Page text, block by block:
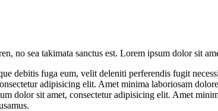
no sea takimata sanctus est. Lorem ipsum dolor sit
debitis fuga eum, velit deleniti perferendis fugit
adipisicing elit. Amet minima laboriosam
dolor sit amet, consectetur adipisicing elit. Amet